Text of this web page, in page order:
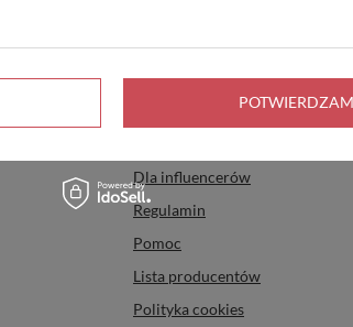
Dla influencerów
Regulamin
Pomoc
Lista producentów
Polityka cookies